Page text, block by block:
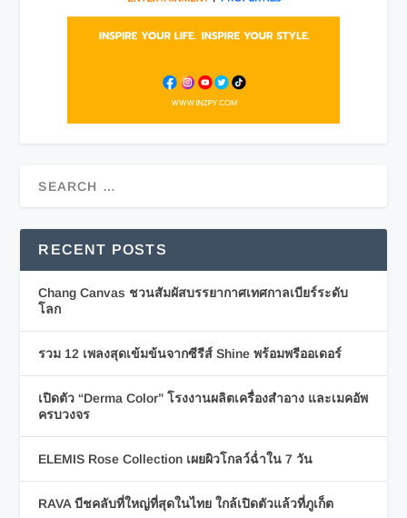
RECENT POSTS
Chang Canvas ชวนสัมผัสบรรยากาศเทศกาลเบียร์ระดับ
โลก
รวม 12 เพลงสุดเข้มข้นจากซีรีส์ Shine พร้อมพรีออเดอร์
เปิดตัว “Derma Color” โรงงานผลิตเครื่องสำอาง และเมคอัพ
ครบวงจร
ELEMIS Rose Collection เผยผิวโกลว์ฉ่ำใน 7 วัน
RAVA บีชคลับที่ใหญ่ที่สุดในไทย ใกล้เปิดตัวแล้วที่ภูเก็ต